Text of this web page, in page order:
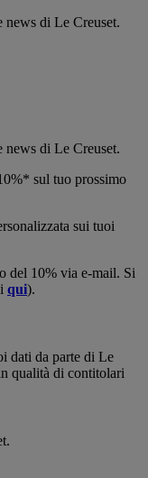
news di Le Creuset.
news di Le Creuset.
sul tuo prossimo
sui tuoi
del 10% via e-mail. Si
qui).
dati da parte di Le
qualità di contitolari